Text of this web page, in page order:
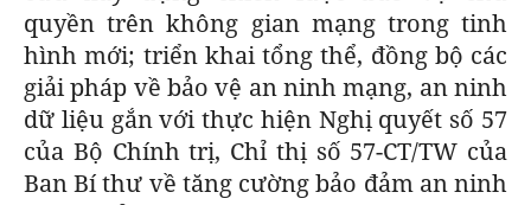
quyền trên không gian mạng trong tinh
hình mới; triển khai tổng thể, đồng bộ các
giải pháp về bảo vệ an ninh mạng, an ninh
dữ liệu gắn với thực hiện Nghị quyết số 57
của Bộ Chính trị, Chỉ thị số 57-CT/TW của
Ban Bí thư về tăng cường bảo đảm an ninh